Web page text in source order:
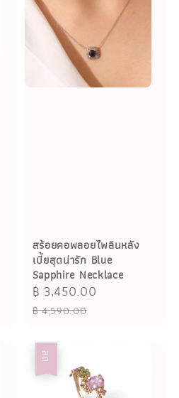
สร้อยคอพลอยไพลินหลัง
เบี้ยสุดน่ารัก Blue
Sapphire Necklace
Sale
price
฿ 3,450.00
฿ 4,590.00
ลด